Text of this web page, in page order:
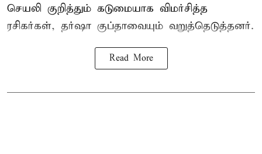
செயலி குறித்தும் கடுமையாக விமர்சித்த
ரசிகர்கள், தர்ஷா குப்தாவையும் வறுத்தெடுத்தனர்.
Read More